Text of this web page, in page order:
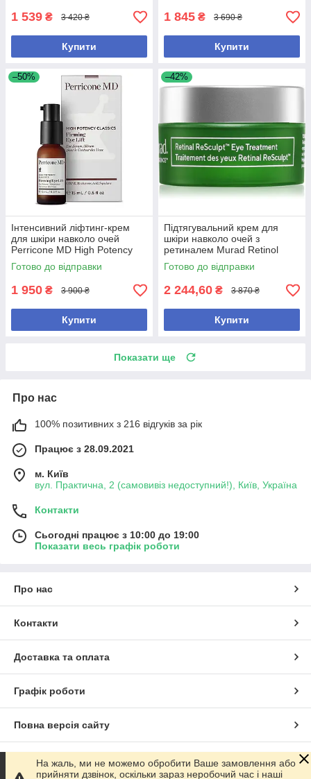
1 539 ₴ 3 420 ₴
Купити
1 845 ₴ 3 690 ₴
Купити
–50%
Інтенсивний ліфтинг-крем
для шкіри навколо очей
Perricone MD High Potency
Classics Firming Eye Lift
Готово до відправки
1 950 ₴ 3 900 ₴
Купити
–42%
Підтягувальний крем для
шкіри навколо очей з
ретиналем Murad Retinol
Resculpt Eye Treatment 15 мл
Готово до відправки
2 244,60 ₴ 3 870 ₴
Купити
Показати ще
Про нас
100% позитивних з 216 відгуків за рік
Працює з 28.09.2021
м. Київ
вул. Практична, 2 (самовивіз недоступний!), Київ, Україна
Контакти
Сьогодні працює з 10:00 до 19:00
Показати весь графік роботи
Про нас
Контакти
Доставка та оплата
Графік роботи
Повна версія сайту
Сайт створено на маркетплейсіProm.ua
На жаль, ми не можемо обробити Ваше замовлення або
прийняти дзвінок, оскільки зараз неробочий час і наші